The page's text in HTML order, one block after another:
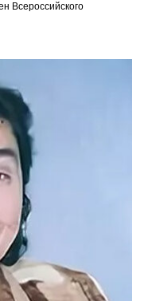
Всероссийского